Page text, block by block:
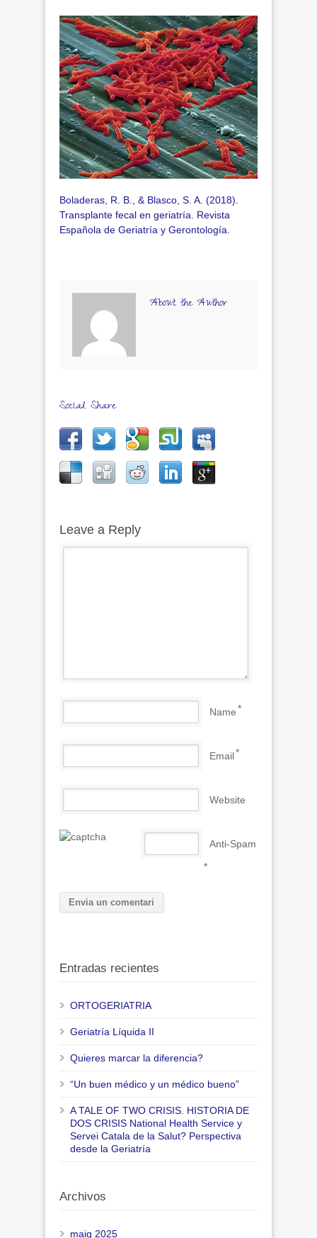
Boladeras, R. B., & Blasco, S. A. (2018).
Transplante fecal en geriatría. Revista
Española de Geriatría y Gerontología
About the Author
Social Share
Leave a Reply
Name*
Email*
Website
Anti-Spam
*
Entradas recientes
ORTOGERIATRIA
Geriatría Líquida II
Quieres marcar la diferencia?
“Un buen médico y un médico bueno”
A TALE OF TWO CRISIS. HISTORIA DE
DOS CRISIS National Health Service y
Servei Catala de la Salut? Perspectiva
desde la Geriatría
Archivos
maig 2025